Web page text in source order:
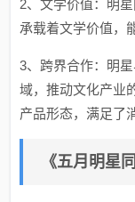
2、文学价值：明
承载着文学价值，
3、跨界合作：明
域，推动文化产业
产品形态，满足了
《五月明星